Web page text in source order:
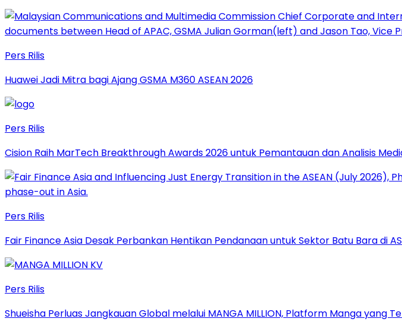
Pers Rilis
Huawei Jadi Mitra bagi Ajang GSMA M360 ASEAN 2026
Pers Rilis
Cision Raih MarTech Breakthrough Awards 2026 untuk Pemantauan dan Analisis
Pers Rilis
Fair Finance Asia Desak Perbankan Hentikan Pendanaan untuk Sektor Batu Bara di
Pers Rilis
Shueisha Perluas Jangkauan Global melalui MANGA MILLION, Platform Manga yang